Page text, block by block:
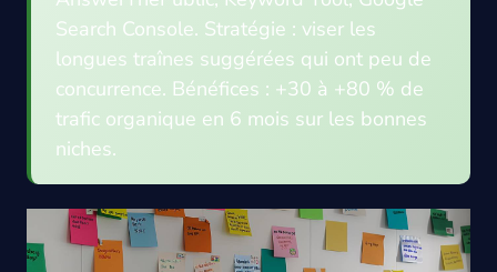
Search Console. Stratégie : viser les
longues traînes suggérées qui ont peu de
concurrence. Bénéfices : +30 à +80 % de
trafic organique en 6 mois sur les bonnes
niches.